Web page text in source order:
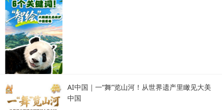
AI中国｜一“舞”览山河！从世界遗产里瞰见大美
中国